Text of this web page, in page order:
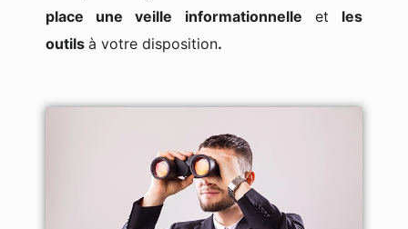
place une veille informationnelle et les
outils à votre disposition.